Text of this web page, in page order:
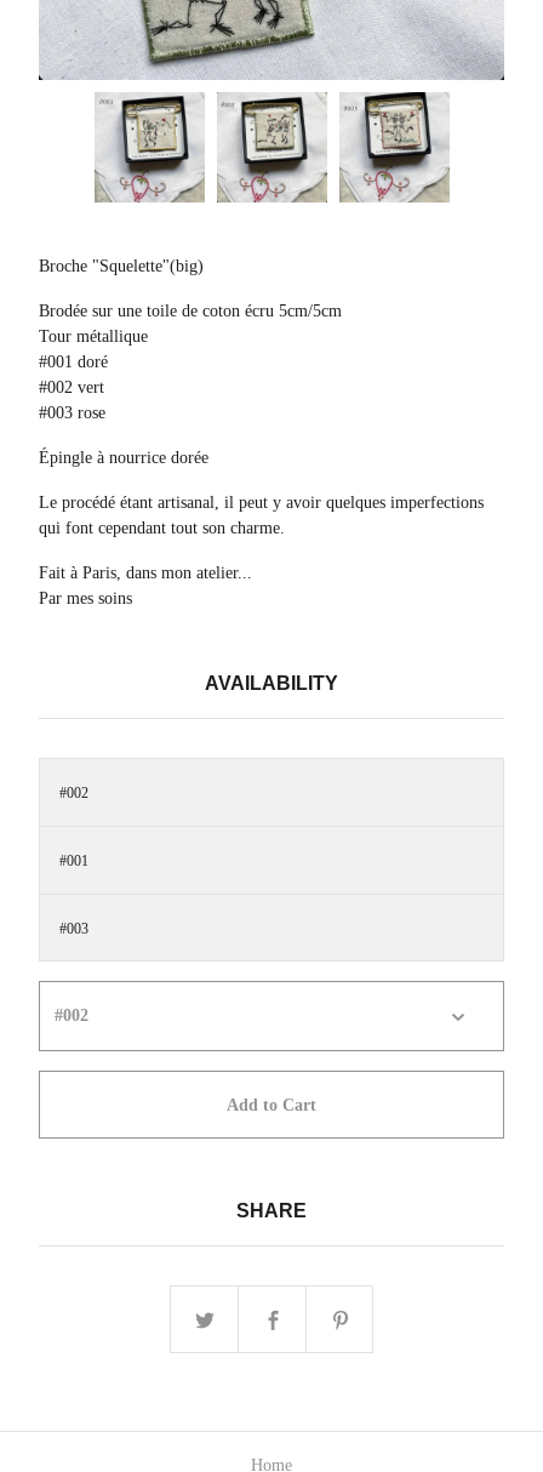
Broche "Squelette"(big)
Brodée sur une toile de coton écru 5cm/5cm
Tour métallique
#001 doré
#002 vert
#003 rose
Épingle à nourrice dorée
Le procédé étant artisanal, il peut y avoir quelques imperfections
qui font cependant tout son charme.
Fait à Paris, dans mon atelier...
Par mes soins
AVAILABILITY
#002
#001
#003
Add to Cart
SHARE
Home